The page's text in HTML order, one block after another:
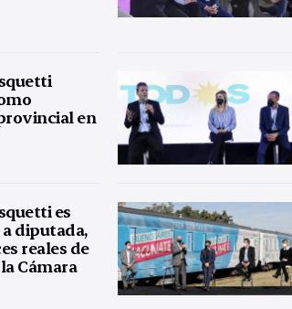
en
es
diputada,
reales de
Cámara